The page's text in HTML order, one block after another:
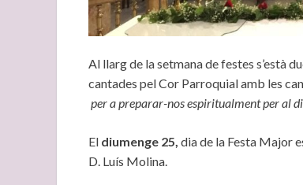
Al llarg de la setmana de festes s’està
cantades pel Cor Parroquial amb les
per a preparar-nos espiritualment per al
El diumenge 25, dia de la Festa Major
D. Luís Molina.